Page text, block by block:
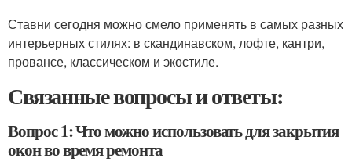
Ставни сегодня можно смело применять в самых разных
интерьерных стилях: в скандинавском, лофте, кантри,
провансе, классическом и экостиле.
Связанные вопросы и ответы:
Вопрос 1: Что можно использовать для закрытия
окон во время ремонта